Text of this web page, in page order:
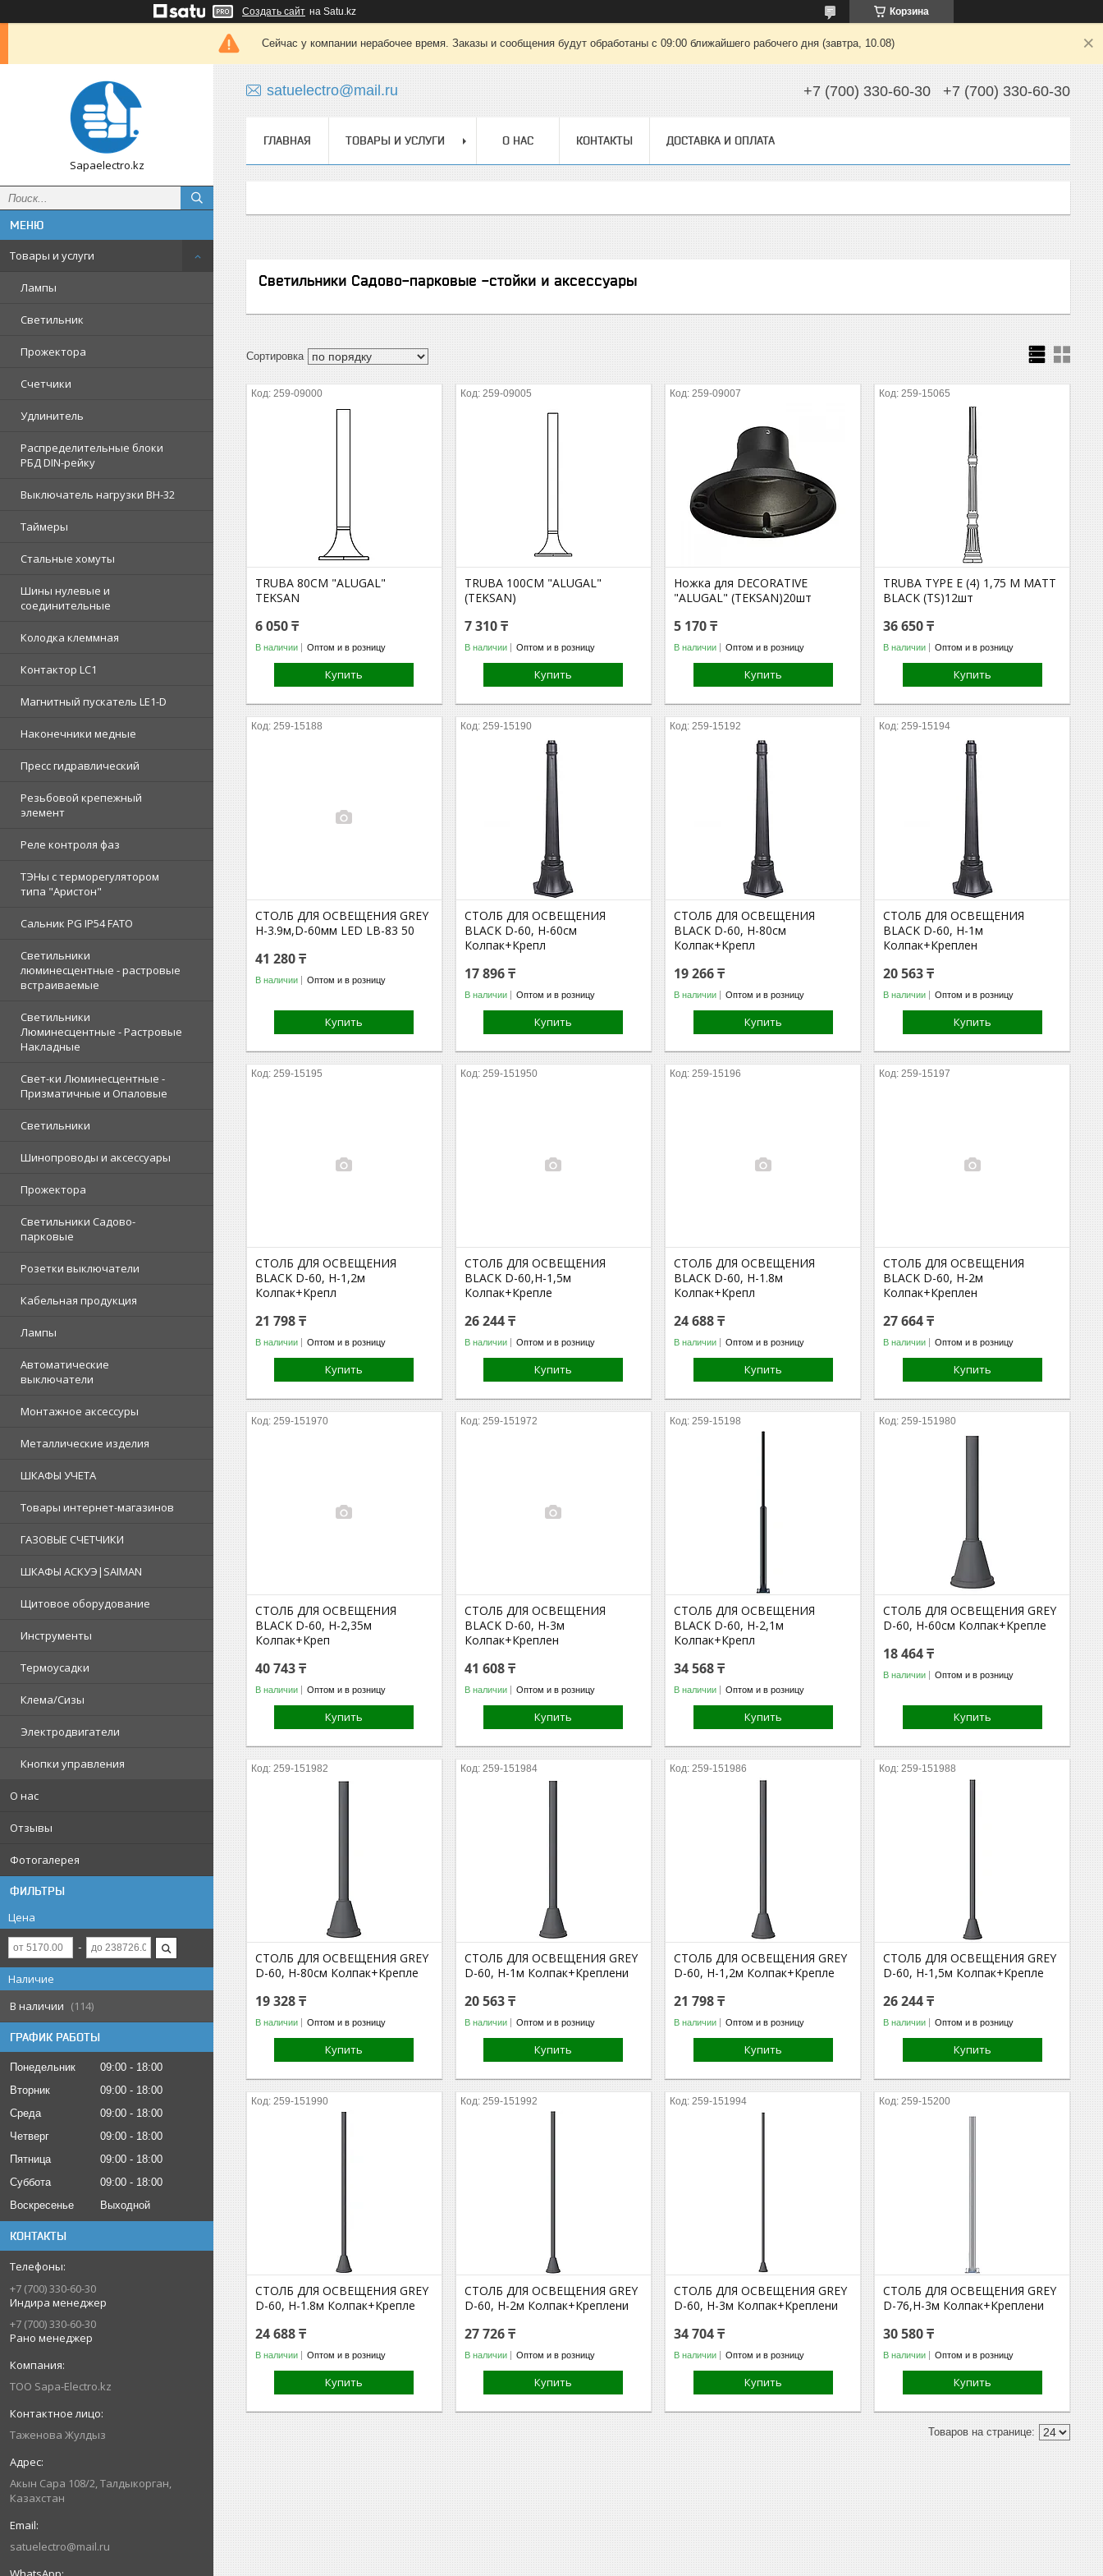
Создать сайт на Satu.kz Корзина
Сейчас у компании нерабочее время. Заказы и сообщения будут обработаны с 09:00 ближайшего рабочего дня (завтра, 10.08)
Sapaelectro.kz
Товары и услуги
Лампы
Светильник
Прожектора
Счетчики
Удлинитель
Распределительные блоки
РБД DIN-рейку
Выключатель нагрузки ВН-32
Таймеры
Стальные хомуты
Шины нулевые и
соединительные
Колодка клеммная
Контактор LC1
Магнитный пускатель LE1-D
Наконечники медные
Пресс гидравлический
Резьбовой крепежный
элемент
Реле контроля фаз
ТЭНы с терморегулятором
типа "Аристон"
Сальник PG IP54 FATO
Светильники
люминесцентные - растровые
встраиваемые
Светильники
Люминесцентные - Растровые
Накладные
Свет-ки Люминесцентные -
Призматичные и Опаловые
Светильники
Шинопроводы и аксессуары
Прожектора
Светильники Садово-
парковые
Розетки выключатели
Кабельная продукция
Лампы
Автоматические
выключатели
Монтажное аксессуры
Металлические изделия
ШКАФЫ УЧЕТА
Товары интернет-магазинов
ГАЗОВЫЕ СЧЕТЧИКИ
ШКАФЫ АСКУЭ|SAIMAN
Щитовое оборудование
Инструменты
Термоусадки
Клема/Сизы
Электродвигатели
Кнопки управления
О нас
Отзывы
Фотогалерея
ФИЛЬТРЫ
Цена
Наличие
В наличии
114
ГРАФИК РАБОТЫ
Понедельник 09:00
18:00
Вторник
09:00
18:00
Среда
09:00
18:00
Четверг
09:00
18:00
Пятница
09:00
18:00
Суббота
09:00
18:00
Воскресенье
Выходной
КОНТАКТЫ
+7 (700) 330-60-30
Индира менеджер
+7 (700) 330-60-30
Рано менеджер
ТОО Sapa-Electro.kz
Таженова Жулдыз
Акын Сара 108/2, Талдыкорган,
Казахстан
satuelectro@mail.ru
satuelectro@mail.ru +7 (700) 330-60-30 +7 (700) 330-60-30
ГЛАВНАЯ ТОВАРЫ И УСЛУГИ О НАС КОНТАКТЫ ДОСТАВКА И ОПЛАТА
Светильники Садово-парковые -стойки и аксессуары
259-09000
TRUBA 80CM "ALUGAL"
TEKSAN
6 050 ₸
В наличии Оптом и в розницу
Купить
259-09005
TRUBA 100CM "ALUGAL"
(TEKSAN)
7 310 ₸
В наличии Оптом и в розницу
Купить
259-09007
Ножка для DECORATIVE
"ALUGAL" (TEKSAN)20шт
5 170 ₸
В наличии Оптом и в розницу
Купить
259-15065
TRUBA TYPE E (4) 1,75 M MATT
BLACK (TS)12шт
36 650 ₸
В наличии Оптом и в розницу
Купить
259-15188
СТОЛБ ДЛЯ ОСВЕЩЕНИЯ GREY
H-3.9м,D-60мм LED LB-83 50
41 280 ₸
В наличии Оптом и в розницу
Купить
259-15190
СТОЛБ ДЛЯ ОСВЕЩЕНИЯ
BLACK D-60, H-60cм
Колпак+Крепл
17 896 ₸
В наличии Оптом и в розницу
Купить
259-15192
СТОЛБ ДЛЯ ОСВЕЩЕНИЯ
BLACK D-60, H-80cм
Колпак+Крепл
19 266 ₸
В наличии Оптом и в розницу
Купить
259-15194
СТОЛБ ДЛЯ ОСВЕЩЕНИЯ
BLACK D-60, H-1м
Колпак+Креплен
20 563 ₸
В наличии Оптом и в розницу
Купить
259-15195
СТОЛБ ДЛЯ ОСВЕЩЕНИЯ
BLACK D-60, H-1,2м
Колпак+Крепл
21 798 ₸
В наличии Оптом и в розницу
Купить
259-151950
СТОЛБ ДЛЯ ОСВЕЩЕНИЯ
BLACK D-60,H-1,5м
Колпак+Крепле
26 244 ₸
В наличии Оптом и в розницу
Купить
259-15196
СТОЛБ ДЛЯ ОСВЕЩЕНИЯ
BLACK D-60, H-1.8м
Колпак+Крепл
24 688 ₸
В наличии Оптом и в розницу
Купить
259-15197
СТОЛБ ДЛЯ ОСВЕЩЕНИЯ
BLACK D-60, H-2м
Колпак+Креплен
27 664 ₸
В наличии Оптом и в розницу
Купить
259-151970
СТОЛБ ДЛЯ ОСВЕЩЕНИЯ
BLACK D-60, H-2,35м
Колпак+Креп
40 743 ₸
В наличии Оптом и в розницу
Купить
259-151972
СТОЛБ ДЛЯ ОСВЕЩЕНИЯ
BLACK D-60, H-3м
Колпак+Креплен
41 608 ₸
В наличии Оптом и в розницу
Купить
259-15198
СТОЛБ ДЛЯ ОСВЕЩЕНИЯ
BLACK D-60, H-2,1м
Колпак+Крепл
34 568 ₸
В наличии Оптом и в розницу
Купить
259-151980
СТОЛБ ДЛЯ ОСВЕЩЕНИЯ GREY
D-60, H-60cм Колпак+Крепле
18 464 ₸
В наличии Оптом и в розницу
Купить
259-151982
СТОЛБ ДЛЯ ОСВЕЩЕНИЯ GREY
D-60, H-80cм Колпак+Крепле
19 328 ₸
В наличии Оптом и в розницу
Купить
259-151984
СТОЛБ ДЛЯ ОСВЕЩЕНИЯ GREY
D-60, H-1м Колпак+Креплени
20 563 ₸
В наличии Оптом и в розницу
Купить
259-151986
СТОЛБ ДЛЯ ОСВЕЩЕНИЯ GREY
D-60, H-1,2м Колпак+Крепле
21 798 ₸
В наличии Оптом и в розницу
Купить
259-151988
СТОЛБ ДЛЯ ОСВЕЩЕНИЯ GREY
D-60, H-1,5м Колпак+Крепле
26 244 ₸
В наличии Оптом и в розницу
Купить
259-151990
СТОЛБ ДЛЯ ОСВЕЩЕНИЯ GREY
D-60, H-1.8м Колпак+Крепле
24 688 ₸
В наличии Оптом и в розницу
Купить
259-151992
СТОЛБ ДЛЯ ОСВЕЩЕНИЯ GREY
D-60, H-2м Колпак+Креплени
27 726 ₸
В наличии Оптом и в розницу
Купить
259-151994
СТОЛБ ДЛЯ ОСВЕЩЕНИЯ GREY
D-60, H-3м Колпак+Креплени
34 704 ₸
В наличии Оптом и в розницу
Купить
259-15200
СТОЛБ ДЛЯ ОСВЕЩЕНИЯ GREY
D-76,H-3м Колпак+Креплени
30 580 ₸
В наличии Оптом и в розницу
Купить